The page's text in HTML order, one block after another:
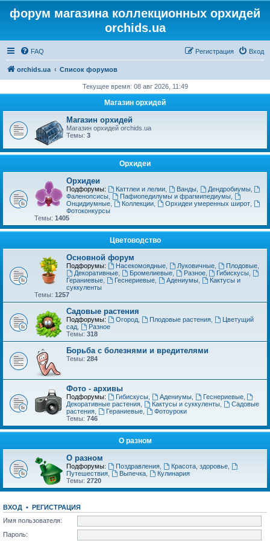
форум магазина коллекционных орхидей
orchids.ua
FAQ Вход
Регистрация
orchids.ua Список форумов
Текущее время: 08 авг 2026, 11:49
Магазин орхидей
Магазин орхидей
Магазин орхидей orchids.ua
Темы: 3
Орхидеи
Орхидеи
Подфорумы: Каттлеи и лелии, Ванды, Дендробиумы,
Фаленопсисы
Пафиопедилумы и фрагмипедиумы,
Онцидиумные
Коллекции, Орхидеи умеренных широт,
Фотоконкурсы
Темы: 1405
Цветоводство
Основной форум
Подфорумы: Насекомоядные, Луковичные, Плодовые,
Декоративные, Бромелиевые, Разное, Гибискусы
Гераниевые
Геснериевые, Адениумы,
Кактусы и
суккуленты
Темы: 1257
Садовые растения
Подфорумы: Огород, Плодовые растения,
Цветущий
сад
Разное
Темы: 318
Борьба с болезнями и вредителями
Темы: 284
Фото - архивы
Подфорумы: Гибискусы, Адениумы, Геснериевые,
Декоративные растения
Кактусы и суккуленты,
Садовые
растения
Гераниевые,
Фотоуроки
Темы: 746
О разном
О разном
Подфорумы: Поздравления, Красота, здоровье,
Путешествия
Выпечка,
Кулинария
Темы: 2720
ВХОД • РЕГИСТРАЦИЯ
Имя пользователя:
Пароль: